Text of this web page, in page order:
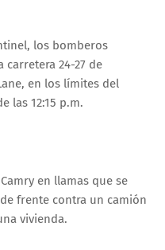
los bomberos
carretera 24-27 de
en los límites del
las 12:15 p.m.
en llamas que se
frente contra un camión
vivienda.